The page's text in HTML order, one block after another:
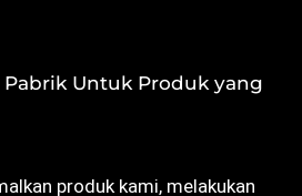
Untuk Produk yang
produk kami, melakukan